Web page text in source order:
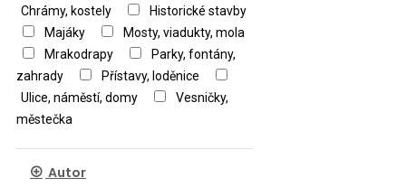
Chrámy, kostely
Historické stavby
Majáky
Mosty, viadukty, mola
Mrakodrapy
Parky, fontány,
zahrady
Přístavy, loděnice
Ulice, náměstí, domy
Vesničky,
městečka
Autor